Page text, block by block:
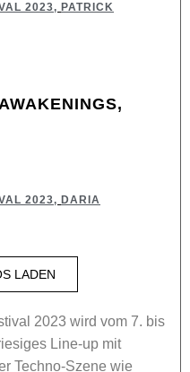
2023, PATRICK
2023, DARIA
LADEN
2023 wird vom 7. bis
Line-up mit
Techno-Szene wie